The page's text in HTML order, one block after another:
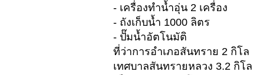
- เครื่องทำน้ำอุ่น 2 เครื่อง
- ถังเก็บน้ำ 1000 ลิตร
- ปั๊มน้ำอัตโนมัติ
ที่ว่าการอำเภอสันทราย 2 กิโล
เทศบาลสันทรายหลวง 3.2 กิโล